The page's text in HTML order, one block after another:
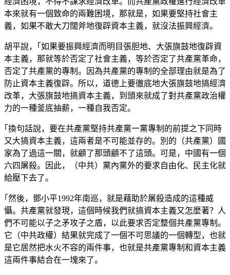
本來就有一個致命的兩難困境，那就是，如果要堅持社會主
義，如果不敢大刀闊斧地復辟資本主義，就沒法振興經濟。
胡平說，｢如果要振興經濟而明目張胆地、大張旗鼓地復辟資
本主義，那就等於否定了社會主義，等於否定了共產黨革命，
否定了共產黨的專制。因為共產黨的專制的全部理由就是為了
防止資本主義復辟。所以，道德上要徹底地大張旗鼓地搞經濟
改革，大張旗鼓地搞資本主義，到頭來就成了對共產黨政治權
力的一種釜底抽薪，一種自我否定。
｢換句話說，要在共產黨堅持共產黨一黨專制的前提之下同時
又大搞資本主義，這兩者是不可能並存的。別的（共產黨）國
家為了過這一關，就顧了那頭顧不了這頭。可是，中國有一個
六四屠殺。因此，（中共）黨內黨外的要求自由化、民主化就
給壓下去了。
｢然後，鄧小平1992年南巡，就是藉助於屠殺造成的這種威
懾。共產黨就發現，這個時候我們就搞資本主義又怎麼著？人
們不可能以子之矛攻子之盾，以此要求否定整個共產黨專制。
它（中共政權）結果就完成了一個不可思議的一個轉型，也就
是它居然把水火不容的兩件事，也就是共產黨專制和資本主義
這兩件事結合在一塊來了。